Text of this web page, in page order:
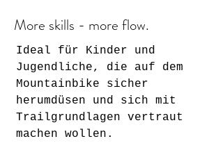
More skills - more flow.
Ideal für Kinder und
Jugendliche, die auf dem
Mountainbike sicher
herumdüsen und sich mit
Trailgrundlagen vertraut
machen wollen.